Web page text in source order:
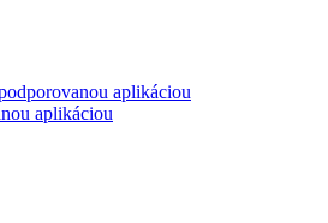
aplikáciou
aplikáciou